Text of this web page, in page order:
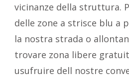
vicinanze della struttura.
delle zone a strisce blu a
la nostra strada o
trovare zona libere
usufruire dell nostre